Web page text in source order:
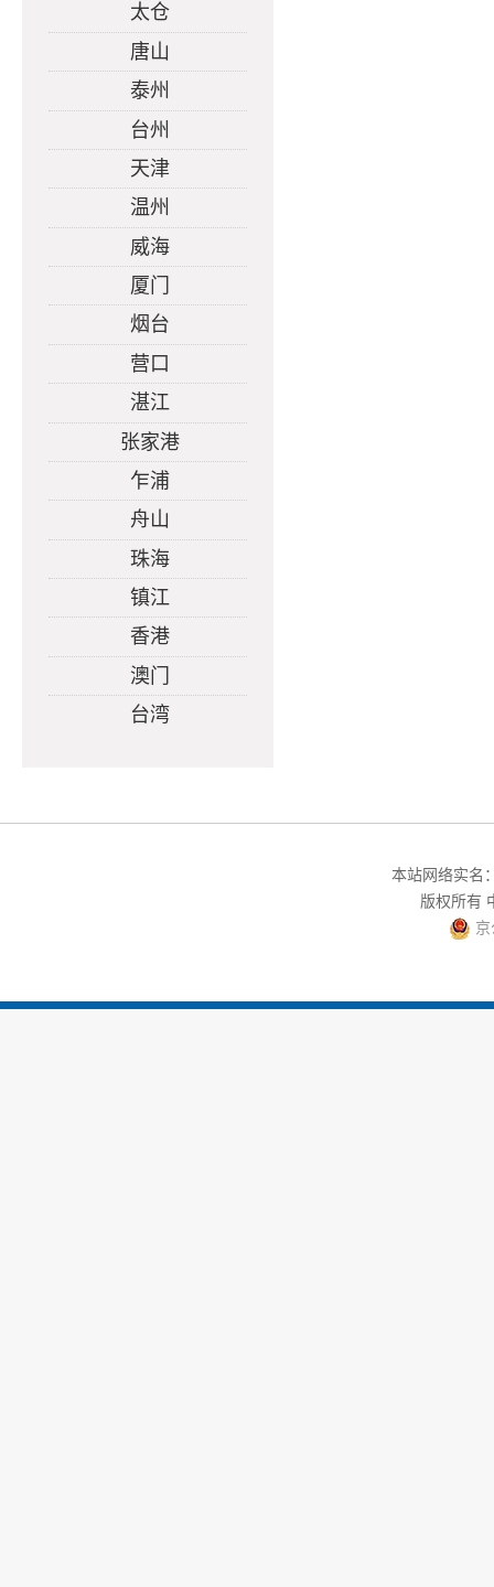
太仓
唐山
泰州
台州
天津
温州
威海
厦门
烟台
营口
湛江
张家港
乍浦
舟山
珠海
镇江
香港
澳门
台湾
本站网络实名
版权所有
京